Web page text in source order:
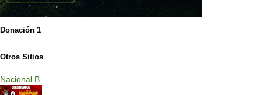
Donación 1
Otros Sitios
Nacional B